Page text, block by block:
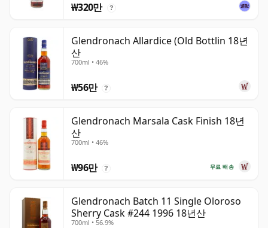
₩320만 ?
Glendronach Allardice (Old Bottlin 18년
산
700ml • 46%
₩56만 ?
Glendronach Marsala Cask Finish 18년
산
700ml • 46%
무료 배송
₩96만 ?
Glendronach Batch 11 Single Oloroso
Sherry Cask #244 1996 18년산
700ml • 56.9%